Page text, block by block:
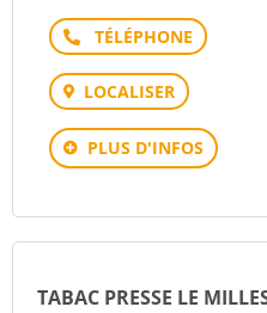
Téléphone
LOCALISER
PLUS D'INFOS
TABAC PRESSE LE